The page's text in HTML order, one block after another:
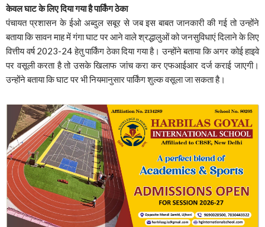
केवल घाट के लिए दिया गया है पार्किंग ठेका
पंचायत प्रशासन के ईओ अब्दुल सबूर से जब इस बाबत जानकारी की गई तो उन्होंने
बताया कि सावन माह में गंगा घाट पर आने वाले श्रद्धालुओं को जनसुविधाएं दिलाने के लिए
वित्तीय वर्ष 2023-24 हेतु पार्किंग ठेका दिया गया है। उन्होंने बताया कि अगर कोई हाइवे
पर वसूली करता है तो उसके खिलाफ जांच करा कर एफआईआर दर्ज कराई जाएगी।
उन्होंने बताया कि घाट पर भी नियमानुसार पार्किंग शुल्क वसूला जा सकता है।